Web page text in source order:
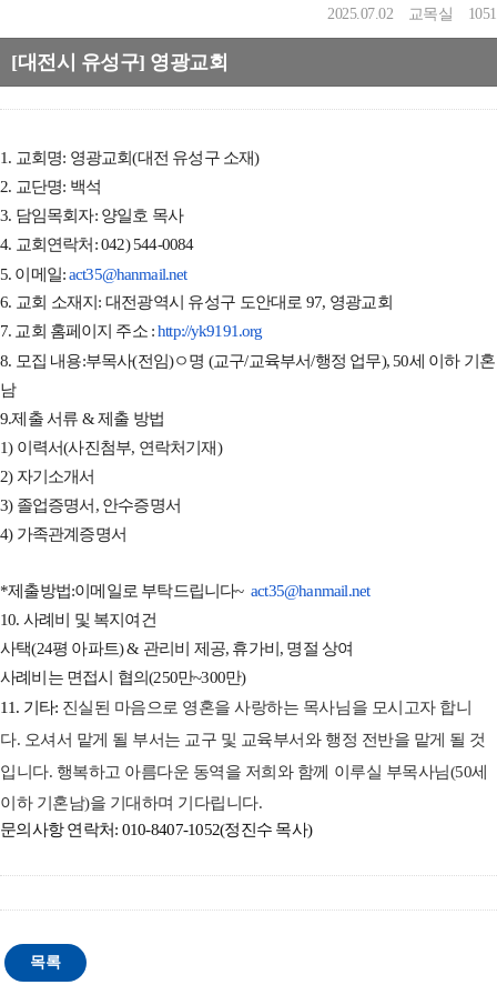
2025.07.02 교목실 1051
[대전시 유성구] 영광교회
1. 교회명: 영광교회(대전 유성구 소재)
2. 교단명: 백석
3. 담임목회자: 양일호 목사
4. 교회연락처: 042) 544-0084
5. 이메일:act35@hanmail.net
6. 교회 소재지: 대전광역시 유성구 도안대로 97, 영광교회
7. 교회 홈페이지 주소 :http://yk9191.org
8. 모집 내용:부목사(전임)ㅇ명 (교구/교육부서/행정 업무), 50세 이하 기혼
남
9.제출 서류 & 제출 방법
1) 이력서(사진첨부, 연락처기재)
2) 자기소개서
3) 졸업증명서, 안수증명서
4) 가족관계증명서
*제출방법:이메일로 부탁드립니다~ act35@hanmail.net
10. 사례비 및 복지여건
사택(24평 아파트) & 관리비 제공, 휴가비, 명절 상여
사례비는 면접시 협의(250만~300만)
11. 기타: 진실된 마음으로 영혼을 사랑하는 목사님을 모시고자 합니
다. 오셔서 맡게 될 부서는 교구 및 교육부서와 행정 전반을 맡게 될 것
입니다. 행복하고 아름다운 동역을 저희와 함께 이루실 부목사님(50세
이하 기혼남)을 기대하며 기다립니다.
문의사항 연락처: 010-8407-1052(정진수 목사)